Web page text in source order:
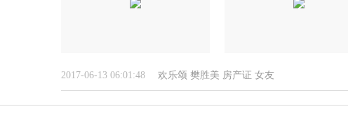
2017-06-13 06:01:48 欢乐颂 樊胜美 房产证 女友